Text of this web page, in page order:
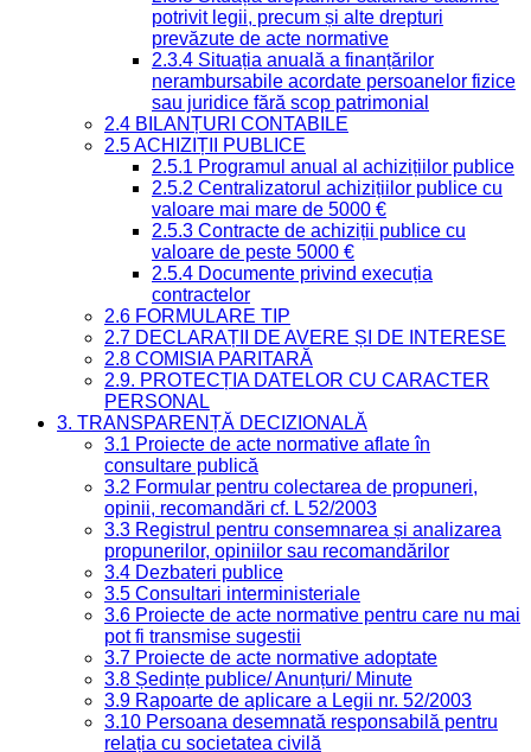
potrivit legii, precum și alte drepturi
prevăzute de acte normative
2.3.4 Situația anuală a finanțărilor
nerambursabile acordate persoanelor fizice
sau juridice fără scop patrimonial
2.4 BILANȚURI CONTABILE
2.5 ACHIZIȚII PUBLICE
2.5.1 Programul anual al achizițiilor publice
2.5.2 Centralizatorul achizițiilor publice cu
valoare mai mare de 5000 €
2.5.3 Contracte de achiziții publice cu
valoare de peste 5000 €
2.5.4 Documente privind execuția
contractelor
2.6 FORMULARE TIP
2.7 DECLARAȚII DE AVERE ȘI DE INTERESE
2.8 COMISIA PARITARĂ
2.9. PROTECȚIA DATELOR CU CARACTER
PERSONAL
3. TRANSPARENȚĂ DECIZIONALĂ
3.1 Proiecte de acte normative aflate în
consultare publică
3.2 Formular pentru colectarea de propuneri,
opinii, recomandări cf. L 52/2003
3.3 Registrul pentru consemnarea și analizarea
propunerilor, opiniilor sau recomandărilor
3.4 Dezbateri publice
3.5 Consultari interministeriale
3.6 Proiecte de acte normative pentru care nu mai
pot fi transmise sugestii
3.7 Proiecte de acte normative adoptate
3.8 Ședințe publice/ Anunțuri/ Minute
3.9 Rapoarte de aplicare a Legii nr. 52/2003
3.10 Persoana desemnată responsabilă pentru
relația cu societatea civilă